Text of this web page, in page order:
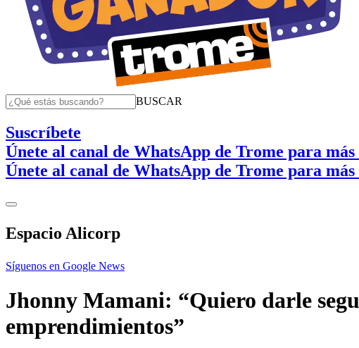
BUSCAR
Suscríbete
Únete al canal de WhatsApp de Trome para
Únete al canal de WhatsApp de Trome para
Espacio Alicorp
Síguenos en Google News
Jhonny Mamani: “Quiero darle
emprendimientos”